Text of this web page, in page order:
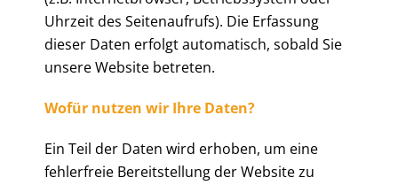
Uhrzeit des Seitenaufrufs). Die Erfassung
dieser Daten erfolgt automatisch, sobald Sie
unsere Website betreten.
Wofür nutzen wir Ihre Daten?
Ein Teil der Daten wird erhoben, um eine
fehlerfreie Bereitstellung der Website zu